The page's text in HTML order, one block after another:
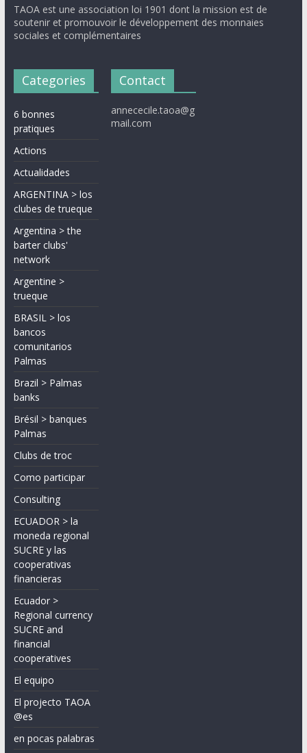
TAOA est une association loi 1901 dont la mission est de
soutenir et promouvoir le développement des monnaies
sociales et complémentaires
Categories
6 bonnes
pratiques
Actions
Actualidades
ARGENTINA > los
clubes de trueque
Argentina > the
barter clubs'
network
Argentine >
trueque
BRASIL > los
bancos
comunitarios
Palmas
Brazil > Palmas
banks
Brésil > banques
Palmas
Clubs de troc
Como participar
Consulting
ECUADOR > la
moneda regional
SUCRE y las
cooperativas
financieras
Ecuador >
Regional currency
SUCRE and
financial
cooperatives
El equipo
El projecto TAOA
@es
en pocas palabras
Contact
annececile.taoa@g
mail.com